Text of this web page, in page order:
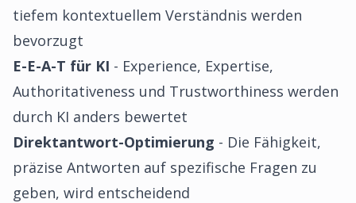
tiefem kontextuellem Verständnis werden
bevorzugt
E-E-A-T für KI - Experience, Expertise,
Authoritativeness und Trustworthiness werden
durch KI anders bewertet
Direktantwort-Optimierung - Die Fähigkeit,
präzise Antworten auf spezifische Fragen zu
geben, wird entscheidend